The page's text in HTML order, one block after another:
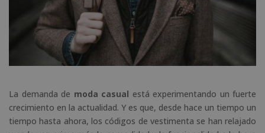
La demanda de moda casual está experimentando un fuerte
crecimiento en la actualidad. Y es que, desde hace un tiempo un
tiempo hasta ahora, los códigos de vestimenta se han relajado